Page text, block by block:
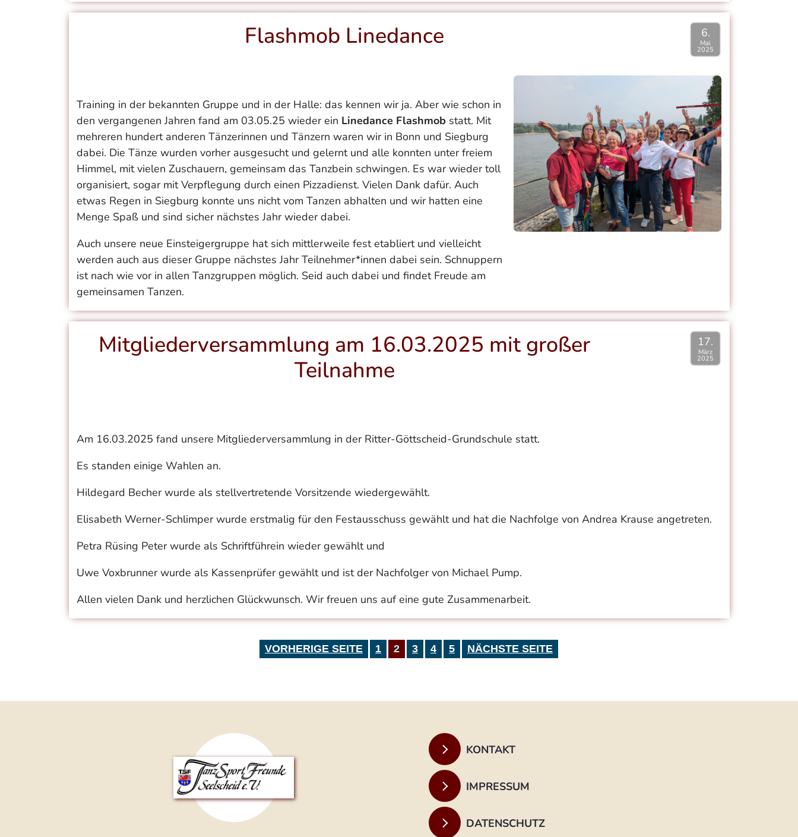
Flashmob Linedance 6.
Mai
2025
Training in der bekannten Gruppe und in der Halle: das kennen wir ja. Aber wie schon in
den vergangenen Jahren fand am 03.05.25 wieder ein Linedance Flashmob statt. Mit
mehreren hundert anderen Tänzerinnen und Tänzern waren wir in Bonn und Siegburg
dabei. Die Tänze wurden vorher ausgesucht und gelernt und alle konnten unter freiem
Himmel, mit vielen Zuschauern, gemeinsam das Tanzbein schwingen. Es war wieder toll
organisiert, sogar mit Verpflegung durch einen Pizzadienst. Vielen Dank dafür. Auch
etwas Regen in Siegburg konnte uns nicht vom Tanzen abhalten und wir hatten eine
Menge Spaß und sind sicher nächstes Jahr wieder dabei.
Auch unsere neue Einsteigergruppe hat sich mittlerweile fest etabliert und vielleicht
werden auch aus dieser Gruppe nächstes Jahr Teilnehmer*innen dabei sein. Schnuppern
ist nach wie vor in allen Tanzgruppen möglich. Seid auch dabei und findet Freude am
gemeinsamen Tanzen.
Mitgliederversammlung am 16.03.2025 mit großer
Teilnahme
17.
März
2025
Am 16.03.2025 fand unsere Mitgliederversammlung in der Ritter-Göttscheid-Grundschule statt.
Es standen einige Wahlen an.
Hildegard Becher wurde als stellvertretende Vorsitzende wiedergewählt.
Elisabeth Werner-Schlimper wurde erstmalig für den Festausschuss gewählt und hat die Nachfolge von Andrea Krause angetreten.
Petra Rüsing Peter wurde als Schriftführein wieder gewählt und
Uwe Voxbrunner wurde als Kassenprüfer gewählt und ist der Nachfolger von Michael Pump.
Allen vielen Dank und herzlichen Glückwunsch. Wir freuen uns auf eine gute Zusammenarbeit.
VORHERIGE SEITE 1 2 3 4 5 NÄCHSTE SEITE
KONTAKT
IMPRESSUM
DATENSCHUTZ